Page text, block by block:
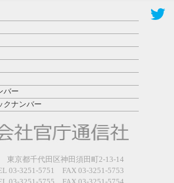
登録有形文
化財となっ
た東北大植
物園八...
日更新
県警等と大
バー
クナンバー
東京都千代田区神田須田町2-13-14
03-3251-5751 FAX 03-3251-5753